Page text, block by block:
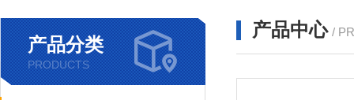
产品分类
PRODUCTS
产品中心 /